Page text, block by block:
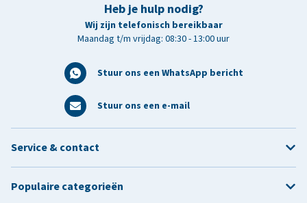
Heb je hulp nodig?
Wij zijn telefonisch bereikbaar
Maandag t/m vrijdag: 08:30 - 13:00 uur
Stuur ons een WhatsApp bericht
Stuur ons een e-mail
Service & contact
Populaire categorieën